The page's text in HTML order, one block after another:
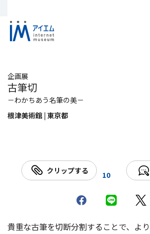
企画展
古筆切
－わかちあう名筆の美－
根津美術館 | 東京都
クリップする 10
貴重な古筆を切断分割することで、よ